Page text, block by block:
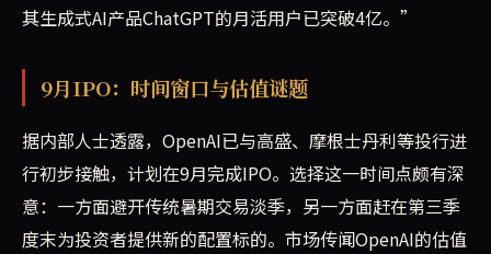
其生成式AI产品ChatGPT的月活用户已突破4亿。”
9月IPO：时间窗口与估值谜题
据内部人士透露，OpenAI已与高盛、摩根士丹利等投行进
行初步接触，计划在9月完成IPO。选择这一时间点颇有深
意：一方面避开传统暑期交易淡季，另一方面赶在第三季
度末为投资者提供新的配置标的。市场传闻OpenAI的估值